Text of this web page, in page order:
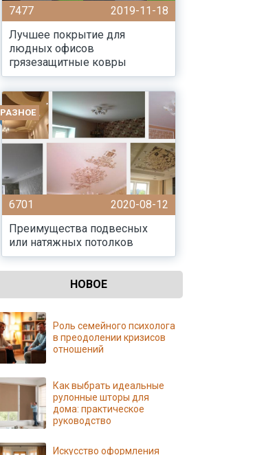
7477
2019-11-18
Лучшее покрытие для
людных офисов
грязезащитные ковры
РАЗНОЕ
6701
2020-08-12
Преимущества подвесных
или натяжных потолков
НОВОЕ
Роль семейного психолога
в преодолении кризисов
отношений
Как выбрать идеальные
рулонные шторы для
дома: практическое
руководство
Искусство оформления